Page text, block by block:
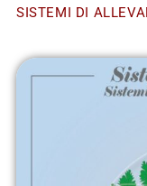
SISTEMI DI